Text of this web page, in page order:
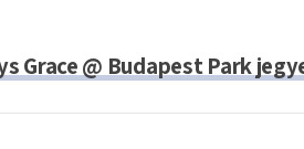
Grace @ Budapest Park